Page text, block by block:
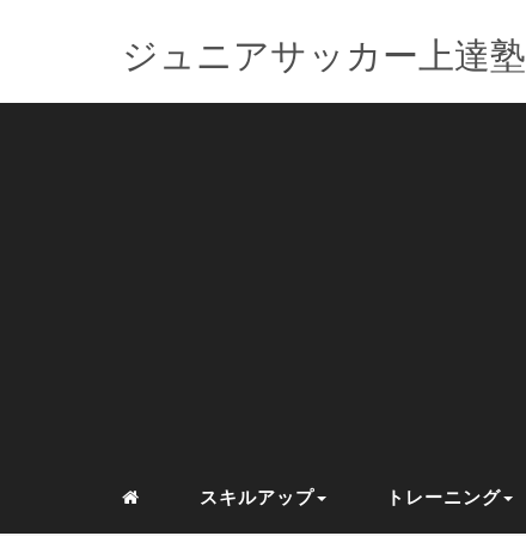
ジュニアサッカー上達塾
スキルアップ トレーニング